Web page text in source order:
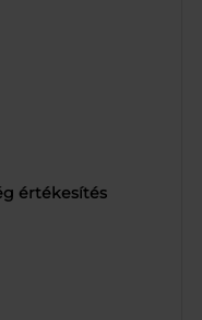
értékesítés